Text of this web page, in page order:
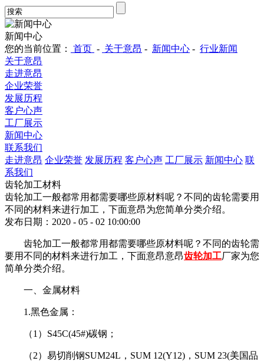
新闻中心
您的当前位置：
首页 - 关于意昂 - 新闻中心 - 行业新闻
关于意昂
走进意昂
企业荣誉
发展历程
客户心声
工厂展示
新闻中心
联系我们
走进意昂 企业荣誉 发展历程 客户心声 工厂展示 新闻中心 联
系我们
齿轮加工材料
齿轮加工一般都常用都需要哪些原材料呢？不同的齿轮需要用
不同的材料来进行加工，下面意昂为您简单分类介绍。
发布日期：2020 - 05 - 02 10:00:00
齿轮加工一般都常用都需要哪些原材料呢？不同的齿轮需
要用不同的材料来进行加工，下面意昂意昂齿轮加工厂家为您
简单分类介绍。
一、金属材料
1.黑色金属：
（1）S45C(45#)碳钢；
（2）易切削钢SUM24L，SUM 12(Y12)，SUM 23(美国品